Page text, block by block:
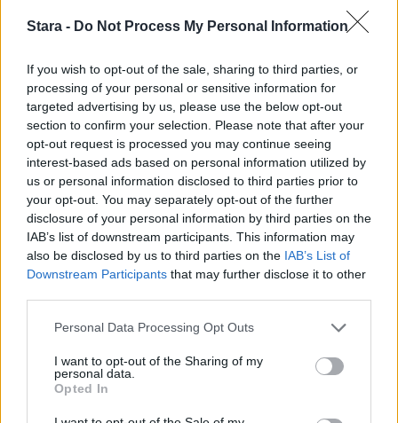
Stara - Do Not Process My Personal Information
If you wish to opt-out of the sale, sharing to third parties, or
processing of your personal or sensitive information for
targeted advertising by us, please use the below opt-out
section to confirm your selection. Please note that after your
opt-out request is processed you may continue seeing
interest-based ads based on personal information utilized by
us or personal information disclosed to third parties prior to
your opt-out. You may separately opt-out of the further
disclosure of your personal information by third parties on the
IAB’s list of downstream participants. This information may
also be disclosed by us to third parties on the IAB’s List of
Downstream Participants that may further disclose it to other
Personal Data Processing Opt Outs
I want to opt-out of the Sharing of my
personal data.
Opted In
31.8.2022, 23:00
Tutkimus: Nämä on suomalaisille
tutuimmat taiteilijat